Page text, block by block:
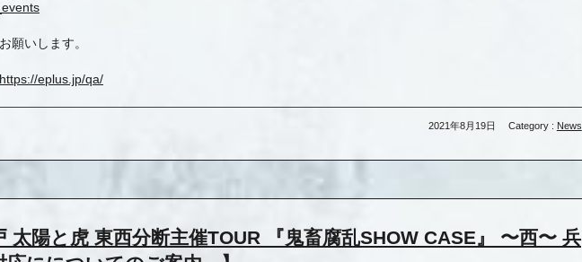
events
願いします。
https://eplus.jp/qa/
2021年8月19日 Category : News
太陽と虎 東西分断主催TOUR 『鬼畜腐乱SHOW CASE』 〜西〜 兵